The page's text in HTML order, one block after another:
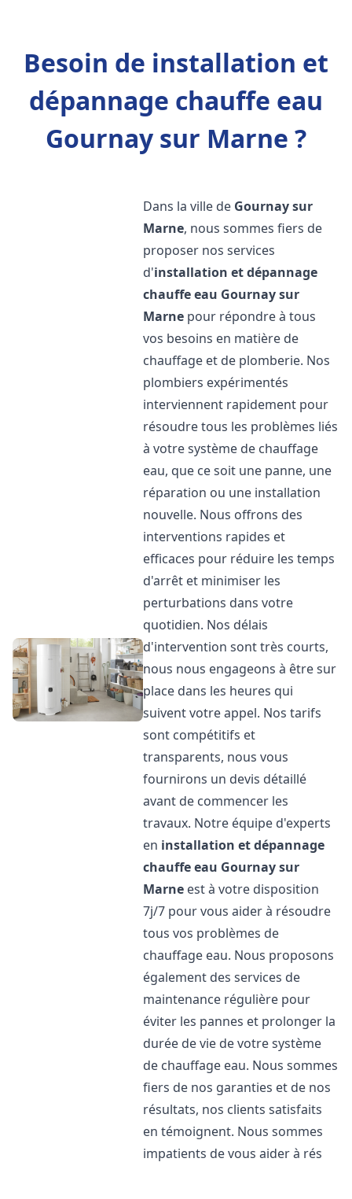
Besoin de installation et
dépannage chauffe eau
Gournay sur Marne ?
Dans la ville de Gournay sur
Marne, nous sommes fiers de
proposer nos services
d'installation et dépannage
chauffe eau Gournay sur
Marne pour répondre à tous
vos besoins en matière de
chauffage et de plomberie. Nos
plombiers expérimentés
interviennent rapidement pour
résoudre tous les problèmes liés
à votre système de chauffage
eau, que ce soit une panne, une
réparation ou une installation
nouvelle. Nous offrons des
interventions rapides et
efficaces pour réduire les temps
d'arrêt et minimiser les
perturbations dans votre
quotidien. Nos délais
d'intervention sont très courts,
nous nous engageons à être sur
place dans les heures qui
suivent votre appel. Nos tarifs
sont compétitifs et
transparents, nous vous
fournirons un devis détaillé
avant de commencer les
travaux. Notre équipe d'experts
en installation et dépannage
chauffe eau Gournay sur
Marne est à votre disposition
7j/7 pour vous aider à résoudre
tous vos problèmes de
chauffage eau. Nous proposons
également des services de
maintenance régulière pour
éviter les pannes et prolonger la
durée de vie de votre système
de chauffage eau. Nous sommes
fiers de nos garanties et de nos
résultats, nos clients satisfaits
en témoignent. Nous sommes
impatients de vous aider à rés